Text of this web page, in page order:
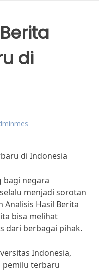
di
di Indonesia
bagi negara
menjadi sorotan
Analisis Hasil Berita
bisa melihat
dari berbagai pihak.
Indonesia,
pemilu terbaru